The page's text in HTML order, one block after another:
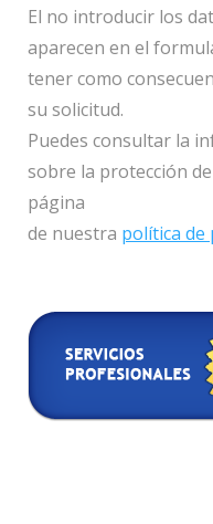
El no introducir los
aparecen en el
tener como
su solicitud.
Puedes consultar la
sobre la protección
página
de nuestra política de